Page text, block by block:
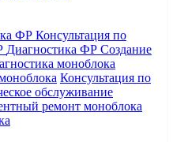
ФР Консультация по
Диагностика ФР Создание
моноблока
Консультация по
обслуживание
ремонт моноблока